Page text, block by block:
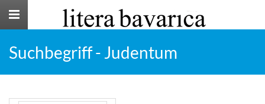
Toggle
Suchbegriff - Judentum